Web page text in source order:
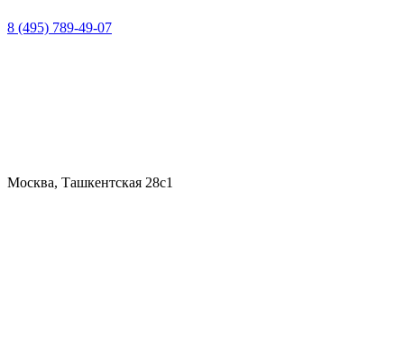
8 (495) 789-49-07
Москва, Ташкентская 28с1